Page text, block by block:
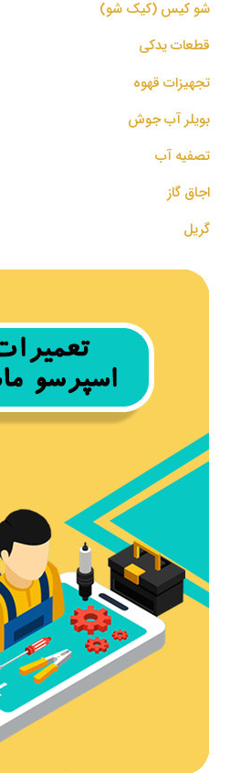
شو کیس (کیک شو)
قطعات یدکی
تجهیزات قهوه
بویلر آب جوش
تصفیه آب
اجاق گاز
گریل